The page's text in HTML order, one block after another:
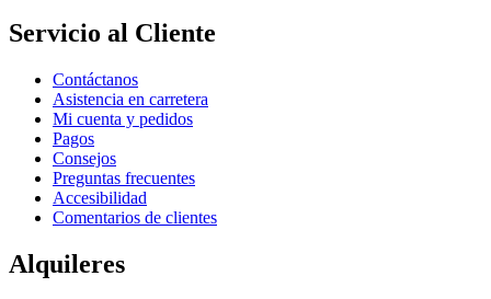
Servicio al Cliente
Contáctanos
Asistencia en carretera
Mi cuenta y pedidos
Pagos
Consejos
Preguntas frecuentes
Accesibilidad
Comentarios de clientes
Alquileres